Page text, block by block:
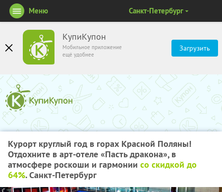
КупиКупон
Мобильное приложение
ещё удобнее
Загрузить
Меню Санкт-Петербург
Курорт круглый год в горах Красной Поляны!
Отдохните в арт-отеле «Пасть дракона», в
атмосфере роскоши и гармонии со скидкой до
64%. Санкт-Петербург